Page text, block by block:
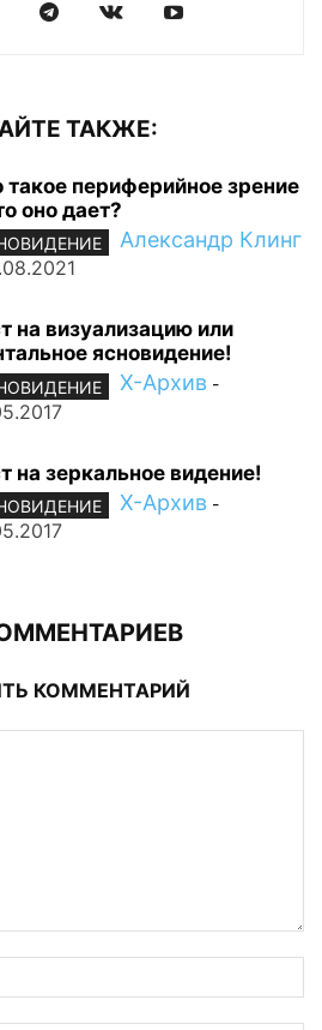
ТАКЖЕ:
такое периферийное зрение
оно дает?
Александр Клинг
на визуализацию или
ясновидение!
Х-Архив -
на зеркальное видение!
Х-Архив -
КОММЕНТАРИЙ